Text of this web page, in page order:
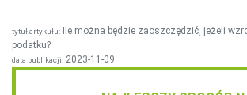
tytuł artykułu:
Ile można będzie zaoszczędzić, jeżeli
podatku?
data publikacji: 2023-11-09